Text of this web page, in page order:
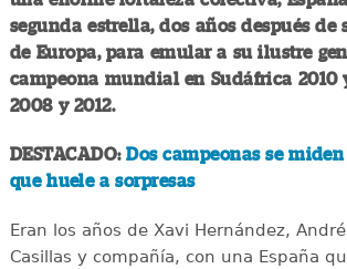
segunda estrella, dos años después de
de Europa, para emular a su ilustre
campeona mundial en Sudáfrica
2008 y 2012.
DESTACADO:Dos campeonas se
que huele a sorpresas
Eran los años de Xavi Hernández,
Casillas y compañía, con una España